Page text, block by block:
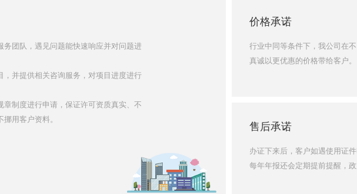
团队，遇见问题能快速响应并对问题进
并提供相关咨询服务，对项目进度进行
章制度进行申请，保证许可资质真实、不
用客户资料。
价格承诺
行业中同等条件下，我公司在
真诚以更优惠的价格带给客户。
售后承诺
办证下来后，客户如遇使用证
每年年报还会定期提前提醒，